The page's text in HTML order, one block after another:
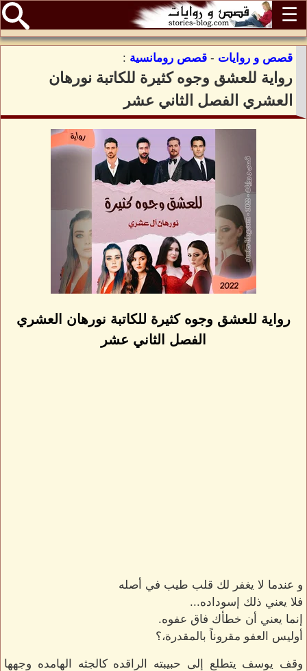
☰
قصص و روايات - قصص رومانسية :
رواية للعشق وجوه كثيرة للكاتبة نورهان
العشري الفصل الثاني عشر
رواية للعشق وجوه كثيرة للكاتبة نورهان العشري
الفصل الثاني عشر
و عندما لا يغفر لك قلب طيب في أصله
فلا يعني ذلك إسوداده...
إنما يعني أن خطأك فاق عفوه.
أوليس العفو مقروناً بالمقدرة،؟
وقف يوسف يتطلع إلى حبيبته الراقده كالجثه الهامده وجهها